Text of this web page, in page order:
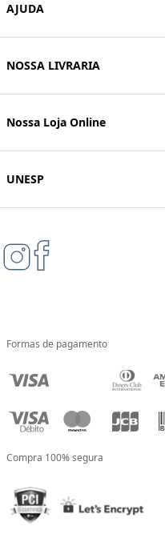
AJUDA
NOSSA LIVRARIA
Nossa Loja Online
UNESP
Formas de pagamento
Compra 100% segura